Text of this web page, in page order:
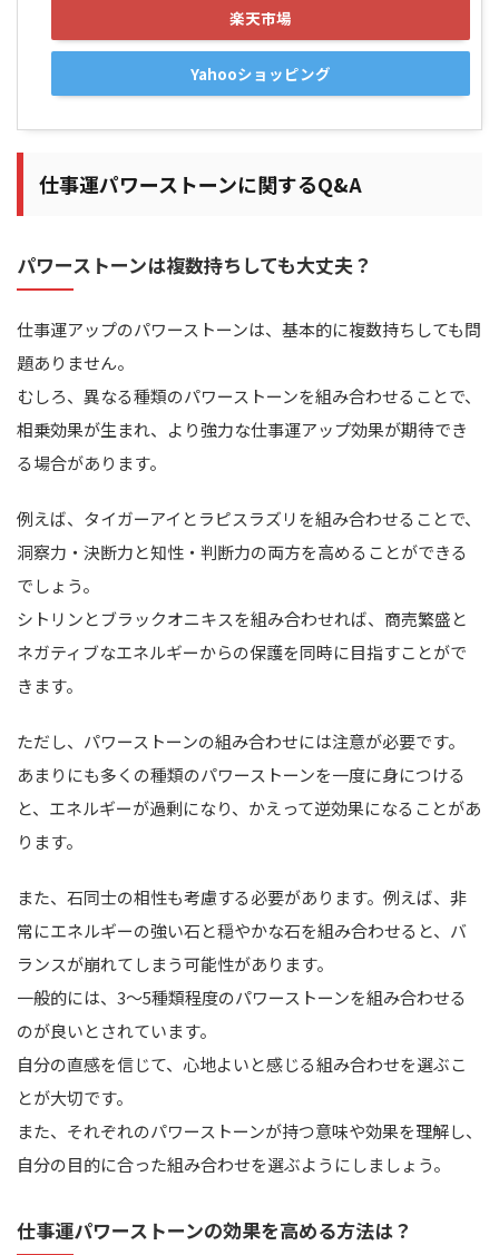
楽天市場
Yahooショッピング
仕事運パワーストーンに関するQ&A
パワーストーンは複数持ちしても大丈夫？
仕事運アップのパワーストーンは、基本的に複数持ちしても問
題ありません。
むしろ、異なる種類のパワーストーンを組み合わせることで、
相乗効果が生まれ、より強力な仕事運アップ効果が期待でき
る場合があります。
例えば、タイガーアイとラピスラズリを組み合わせることで、
洞察力・決断力と知性・判断力の両方を高めることができる
でしょう。
シトリンとブラックオニキスを組み合わせれば、商売繁盛と
ネガティブなエネルギーからの保護を同時に目指すことがで
きます。
ただし、パワーストーンの組み合わせには注意が必要です。
あまりにも多くの種類のパワーストーンを一度に身につける
と、エネルギーが過剰になり、かえって逆効果になることがあ
ります。
また、石同士の相性も考慮する必要があります。例えば、非
常にエネルギーの強い石と穏やかな石を組み合わせると、バ
ランスが崩れてしまう可能性があります。
一般的には、3～5種類程度のパワーストーンを組み合わせる
のが良いとされています。
自分の直感を信じて、心地よいと感じる組み合わせを選ぶこ
とが大切です。
また、それぞれのパワーストーンが持つ意味や効果を理解し、
自分の目的に合った組み合わせを選ぶようにしましょう。
仕事運パワーストーンの効果を高める方法は？